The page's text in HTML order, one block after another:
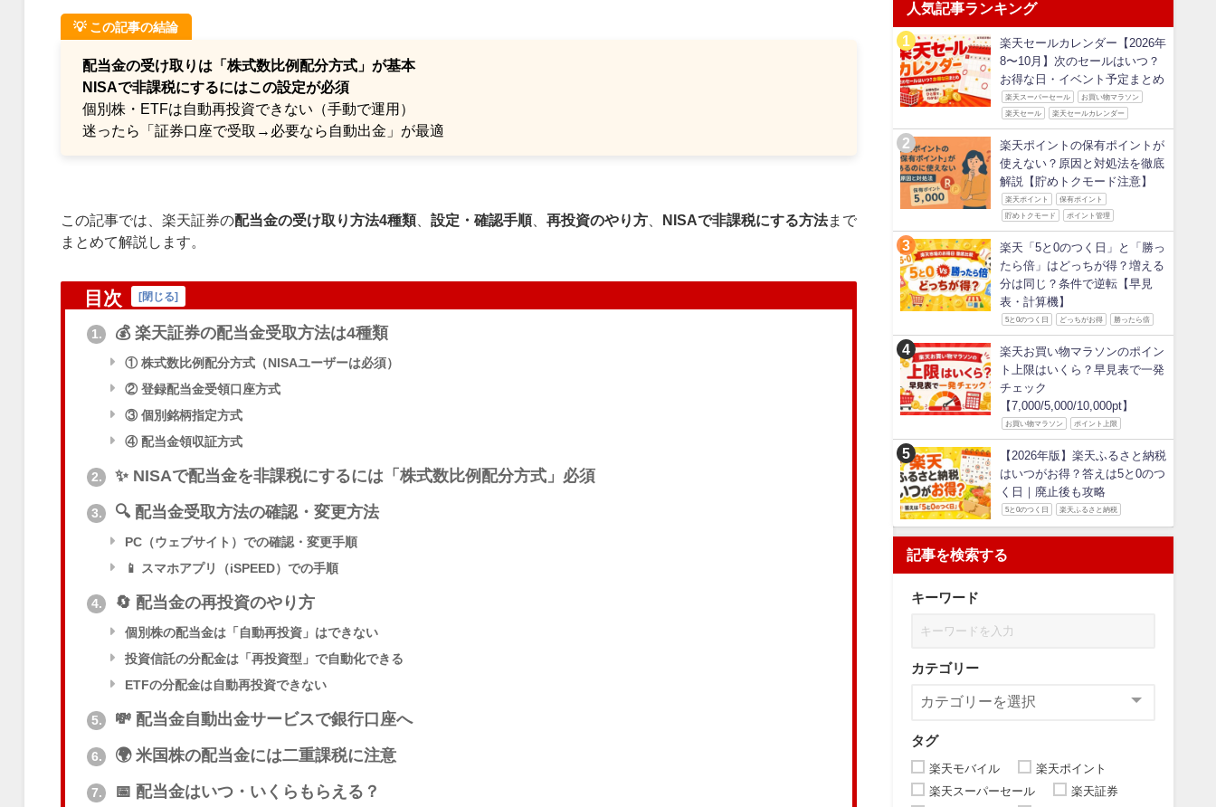
💡 この記事の結論
配当金の受け取りは「株式数比例配分方式」が基本
NISAで非課税にするにはこの設定が必須
個別株・ETFは自動再投資できない（手動で運用）
迷ったら「証券口座で受取→必要なら自動出金」が最適
この記事では、楽天証券の配当金の受け取り方法4種類、 設定・確認手順、 再投資のやり方、 NISAで非課税にする方法まで
まとめて解説します。
目次 [閉じる]
1. 💰 楽天証券の配当金受取方法は4種類
① 株式数比例配分方式（NISAユーザーは必須）
② 登録配当金受領口座方式
③ 個別銘柄指定方式
④ 配当金領収証方式
2. ✨ NISAで配当金を非課税にするには「株式数比例配分方式」必須
3. 🔍 配当金受取方法の確認・変更方法
PC（ウェブサイト）での確認・変更手順
📱 スマホアプリ（iSPEED）での手順
4. 🔄 配当金の再投資のやり方
個別株の配当金は「自動再投資」はできない
投資信託の分配金は「再投資型」で自動化できる
ETFの分配金は自動再投資できない
5. 💸 配当金自動出金サービスで銀行口座へ
6. 🌍 米国株の配当金には二重課税に注意
7. 📅 配当金はいつ・いくらもらえる？
人気記事ランキング
楽天セールカレンダー【2026年
8〜10月】次のセールはいつ？
お得な日・イベント予定まとめ
楽天スーパーセール お買い物マラソン
楽天セール 楽天セールカレンダー
楽天ポイントの保有ポイントが
使えない？原因と対処法を徹底
解説【貯めトクモード注意】
楽天ポイント 保有ポイント
貯めトクモード ポイント管理
楽天「5と0のつく日」と「勝っ
たら倍」はどっちが得？増える
分は同じ？条件で逆転【早見
表・計算機】
5と0のつく日 どっちがお得 勝ったら倍
楽天お買い物マラソンのポイン
ト上限はいくら？早見表で一発
チェック
【7,000/5,000/10,000pt】
お買い物マラソン ポイント上限
【2026年版】楽天ふるさと納税
はいつがお得？答えは5と0のつ
く日｜廃止後も攻略
5と0のつく日 楽天ふるさと納税
記事を検索する
キーワード
カテゴリー
タグ
楽天モバイル
楽天ポイント
楽天スーパーセール
楽天証券